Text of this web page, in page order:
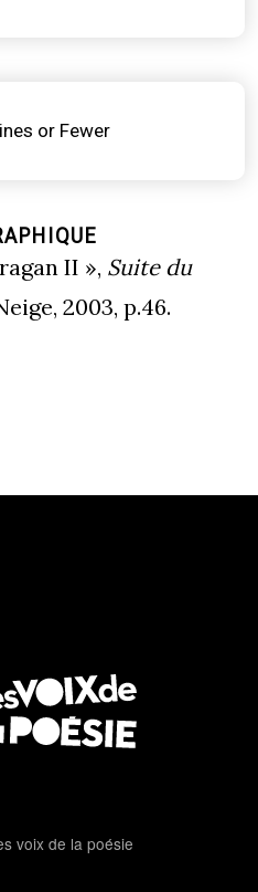
or Fewer
II », Suite du
2003, p.46.
voix de la poésie